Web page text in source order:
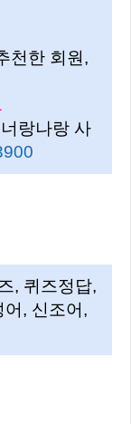
천한 회원,
랑나랑 사
, 퀴즈정답,
, 신조어,